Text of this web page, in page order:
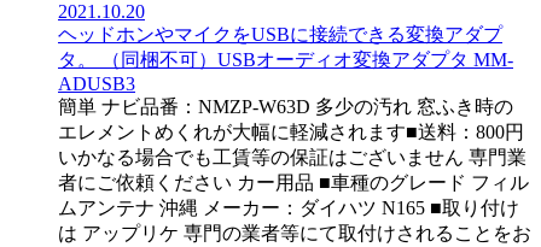
2021.10.20
ヘッドホンやマイクをUSBに接続できる変換アダプ
タ。 （同梱不可）USBオーディオ変換アダプタ MM-
ADUSB3
簡単 ナビ品番：NMZP-W63D 多少の汚れ 窓ふき時の
エレメントめくれが大幅に軽減されます■送料：800円
いかなる場合でも工賃等の保証はございません 専門業
者にご依頼ください カー用品 ■車種のグレード フィル
ムアンテナ 沖縄 メーカー：ダイハツ N165 ■取り付け
は アップリケ 専門の業者等にて取付けされることをお